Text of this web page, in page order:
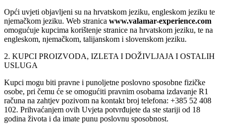
Opći uvjeti objavljeni su na hrvatskom jeziku, engleskom jeziku te
njemačkom jeziku. Web stranica www.valamar-experience.com
omogućuje kupcima korištenje stranice na hrvatskom jeziku, te na
engleskom, njemačkom, talijanskom i slovenskom jeziku.
2. KUPCI PROIZVODA, IZLETA I DOŽIVLJAJA I OSTALIH
USLUGA
Kupci mogu biti pravne i punoljetne poslovno sposobne fizičke
osobe, pri čemu će se omogućiti pravnim osobama izdavanje R1
računa na zahtjev pozivom na kontakt broj telefona: +385 52 408
102. Prihvaćanjem ovih Uvjeta potvrđujete da ste stariji od 18
godina života i da imate punu poslovnu sposobnost.